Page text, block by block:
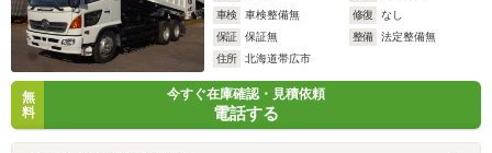
車検
車検整備無 修復
なし
保証
保証無 整備
法定整備無
住所
北海道帯広市
無
料
今すぐ在庫確認・見積依頼
電話する